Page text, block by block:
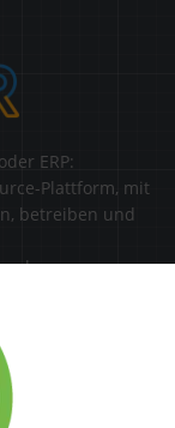
ERP:
Plattform, mit
betreiben und